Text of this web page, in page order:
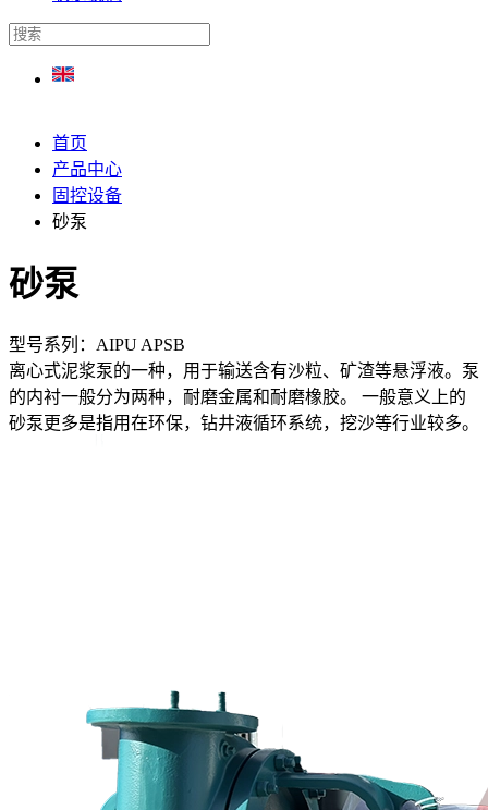
首页
产品中心
固控设备
砂泵
砂泵
型号系列：AIPU APSB
离心式泥浆泵的一种，用于输送含有沙粒、矿渣等悬浮液。泵
的内衬一般分为两种，耐磨金属和耐磨橡胶。 一般意义上的
砂泵更多是指用在环保，钻井液循环系统，挖沙等行业较多。